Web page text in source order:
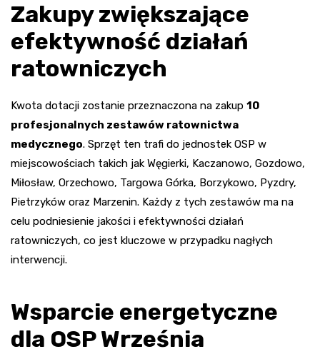
Zakupy zwiększające
efektywność działań
ratowniczych
Kwota dotacji zostanie przeznaczona na zakup 10
profesjonalnych zestawów ratownictwa
medycznego. Sprzęt ten trafi do jednostek OSP w
miejscowościach takich jak Węgierki, Kaczanowo, Gozdowo,
Miłosław, Orzechowo, Targowa Górka, Borzykowo, Pyzdry,
Pietrzyków oraz Marzenin. Każdy z tych zestawów ma na
celu podniesienie jakości i efektywności działań
ratowniczych, co jest kluczowe w przypadku nagłych
interwencji.
Wsparcie energetyczne
dla OSP Września